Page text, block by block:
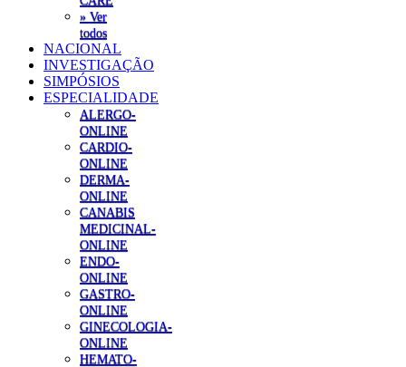
» Ver
todos
NACIONAL
INVESTIGAÇÃO
SIMPÓSIOS
ESPECIALIDADE
ALERGO-
ONLINE
CARDIO-
ONLINE
DERMA-
ONLINE
CANABIS
MEDICINAL-
ONLINE
ENDO-
ONLINE
GASTRO-
ONLINE
GINECOLOGIA-
ONLINE
HEMATO-